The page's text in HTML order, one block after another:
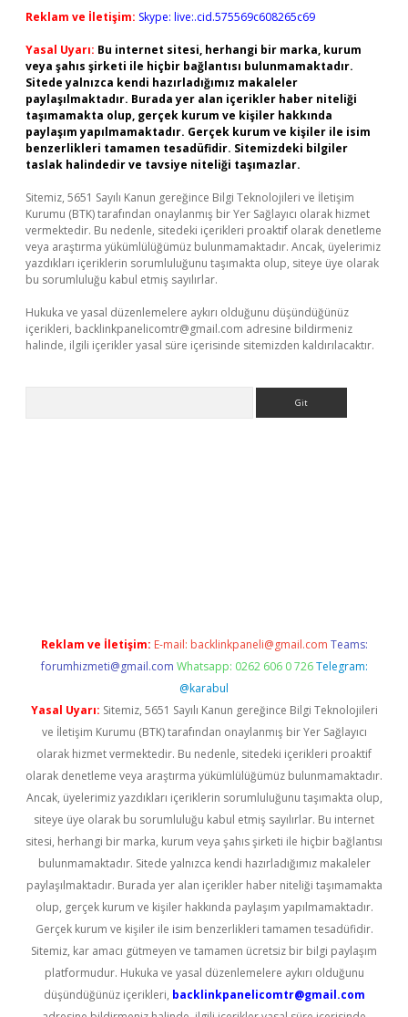
Reklam ve İletişim: Skype: live:.cid.575569c608265c69
Yasal Uyarı: Bu internet sitesi, herhangi bir marka, kurum
veya şahıs şirketi ile hiçbir bağlantısı bulunmamaktadır.
Sitede yalnızca kendi hazırladığımız makaleler
paylaşılmaktadır. Burada yer alan içerikler haber niteliği
taşımamakta olup, gerçek kurum ve kişiler hakkında
paylaşım yapılmamaktadır. Gerçek kurum ve kişiler ile isim
benzerlikleri tamamen tesadüfidir. Sitemizdeki bilgiler
taslak halindedir ve tavsiye niteliği taşımazlar.
Sitemiz, 5651 Sayılı Kanun gereğince Bilgi Teknolojileri ve İletişim
Kurumu (BTK) tarafından onaylanmış bir Yer Sağlayıcı olarak hizmet
vermektedir. Bu nedenle, sitedeki içerikleri proaktif olarak denetleme
veya araştırma yükümlülüğümüz bulunmamaktadır. Ancak, üyelerimiz
yazdıkları içeriklerin sorumluluğunu taşımakta olup, siteye üye olarak
bu sorumluluğu kabul etmiş sayılırlar.
Hukuka ve yasal düzenlemelere aykırı olduğunu düşündüğünüz
içerikleri, backlinkpanelicomtr@gmail.com adresine bildirmeniz
halinde, ilgili içerikler yasal süre içerisinde sitemizden kaldırılacaktır.
Reklam ve İletişim: E-mail: backlinkpaneli@gmail.com Teams:
forumhizmeti@gmail.com Whatsapp: 0262 606 0 726 Telegram:
@karabul
Yasal Uyarı: Sitemiz, 5651 Sayılı Kanun gereğince Bilgi Teknolojileri
ve İletişim Kurumu (BTK) tarafından onaylanmış bir Yer Sağlayıcı
olarak hizmet vermektedir. Bu nedenle, sitedeki içerikleri proaktif
olarak denetleme veya araştırma yükümlülüğümüz bulunmamaktadır.
Ancak, üyelerimiz yazdıkları içeriklerin sorumluluğunu taşımakta olup,
siteye üye olarak bu sorumluluğu kabul etmiş sayılırlar. Bu internet
sitesi, herhangi bir marka, kurum veya şahıs şirketi ile hiçbir bağlantısı
bulunmamaktadır. Sitede yalnızca kendi hazırladığımız makaleler
paylaşılmaktadır. Burada yer alan içerikler haber niteliği taşımamakta
olup, gerçek kurum ve kişiler hakkında paylaşım yapılmamaktadır.
Gerçek kurum ve kişiler ile isim benzerlikleri tamamen tesadüfidir.
Sitemiz, kar amacı gütmeyen ve tamamen ücretsiz bir bilgi paylaşım
platformudur. Hukuka ve yasal düzenlemelere aykırı olduğunu
düşündüğünüz içerikleri, backlinkpanelicomtr@gmail.com